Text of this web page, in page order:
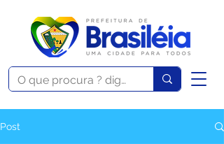
Post